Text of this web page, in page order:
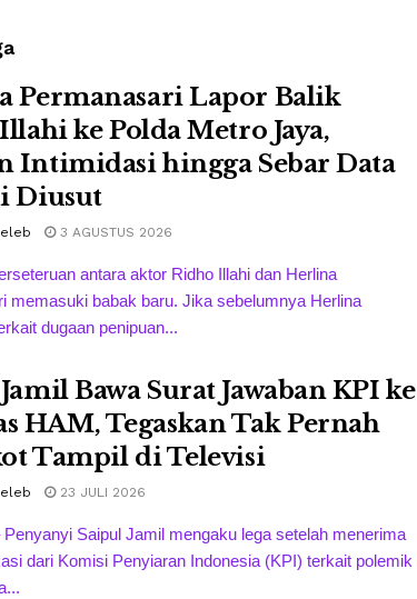
Permanasari Lapor Balik
ke Polda Metro Jaya,
Intimidasi hingga Sebar Data
Diusut
3 AGUSTUS 2026
antara aktor Ridho Illahi dan Herlina
memasuki babak baru. Jika sebelumnya Herlina
dugaan penipuan...
Bawa Surat Jawaban KPI ke
HAM, Tegaskan Tak Pernah
Tampil di Televisi
23 JULI 2026
Saipul Jamil mengaku lega setelah menerima
dari Komisi Penyiaran Indonesia (KPI) terkait polemik